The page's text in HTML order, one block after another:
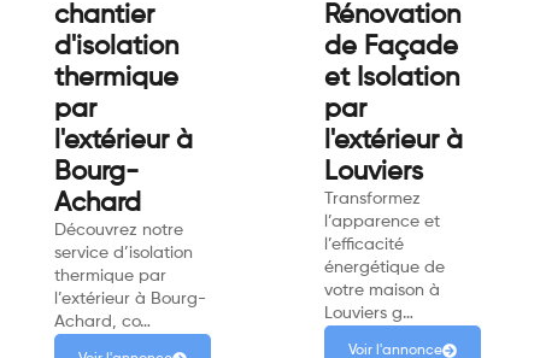
chantier
d'isolation
thermique
par
l'extérieur à
Bourg-
Achard
Découvrez notre
service d’isolation
thermique par
l’extérieur à Bourg-
Achard, co…
Rénovation
de Façade
et Isolation
par
l'extérieur à
Louviers
Transformez
l’apparence et
l’efficacité
énergétique de
votre maison à
Louviers g…
Voir l'annonce